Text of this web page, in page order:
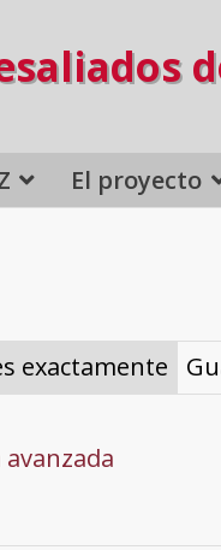
El proyecto
exactamente